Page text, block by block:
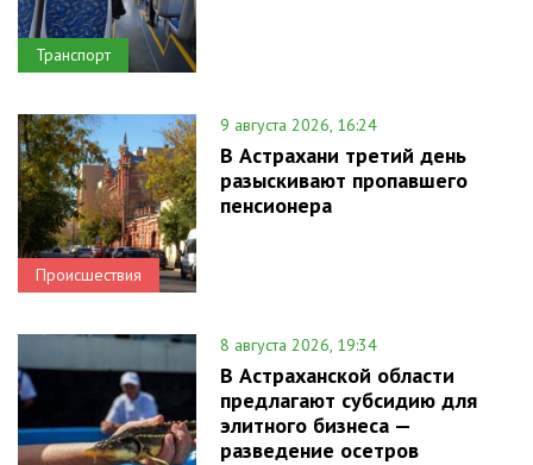
Транспорт
Происшествия
9 августа 2026, 16:24
В Астрахани третий день
разыскивают пропавшего
пенсионера
8 августа 2026, 19:34
В Астраханской области
предлагают субсидию для
элитного бизнеса —
разведение осетров